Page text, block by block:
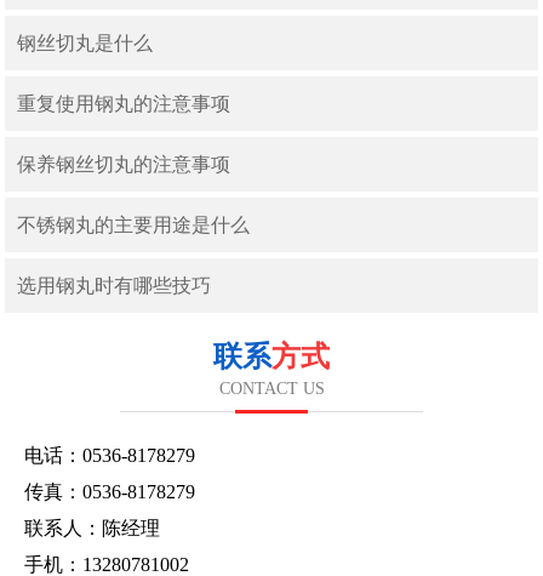
钢丝切丸是什么
重复使用钢丸的注意事项
保养钢丝切丸的注意事项
不锈钢丸的主要用途是什么
选用钢丸时有哪些技巧
联系方式
CONTACT US
电话：0536-8178279
传真：0536-8178279
联系人：陈经理
手机：13280781002